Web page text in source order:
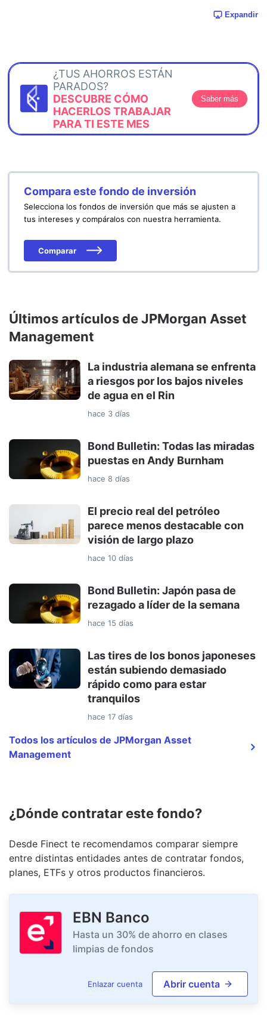
Expandir
¿TUS AHORROS ESTÁN
PARADOS?
DESCUBRE CÓMO
HACERLOS TRABAJAR
PARA TI ESTE MES
Saber más
Compara este fondo de inversión
Selecciona los fondos de inversión que más se ajusten a
tus intereses y compáralos con nuestra herramienta.
Comparar
Últimos artículos de JPMorgan Asset
Management
La industria alemana se enfrenta
a riesgos por los bajos niveles
de agua en el Rin
hace 3 días
Bond Bulletin: Todas las miradas
puestas en Andy Burnham
hace 8 días
El precio real del petróleo
parece menos destacable con
visión de largo plazo
hace 10 días
Bond Bulletin: Japón pasa de
rezagado a líder de la semana
hace 15 días
Las tires de los bonos japoneses
están subiendo demasiado
rápido como para estar
tranquilos
hace 17 días
Todos los artículos de JPMorgan Asset
Management
¿Dónde contratar este fondo?
Desde Finect te recomendamos comparar siempre
entre distintas entidades antes de contratar fondos,
planes, ETFs y otros productos financieros.
EBN Banco
Hasta un 30% de ahorro en clases
limpias de fondos
Enlazar cuenta Abrir cuenta